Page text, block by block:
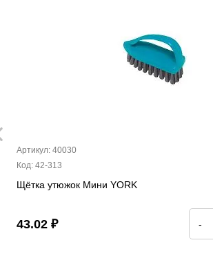
Артикул: 40030
Код: 42-313
Щётка утюжок Мини YORK
43.02 ₽ -